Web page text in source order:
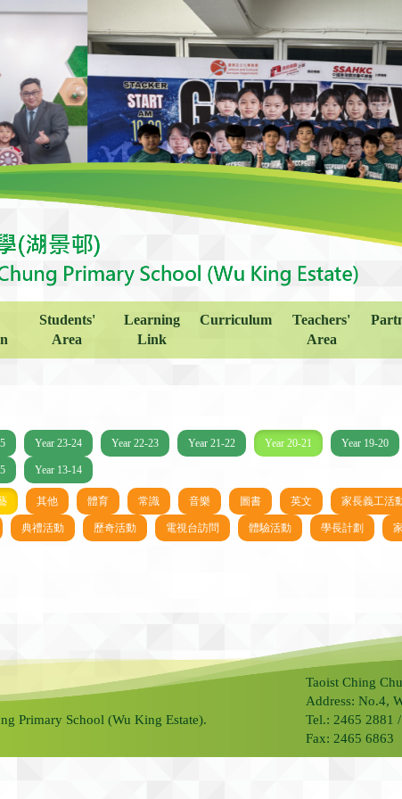
Students'
Area
Learning
Link
Curriculum
Teachers'
Area
Year 23-24 Year 22-23 Year 21-22 Year 20-21 Year 19-20
Year 13-14
其他 體育 常識 音樂 圖書 英文 家長義工活
典禮活動 歷奇活動 電視台訪問 體驗活動 學長計劃
Taoist Ching
Address: No.4,
Tel.: 2465 2881
Fax: 2465 6863
Primary School (Wu King Estate).